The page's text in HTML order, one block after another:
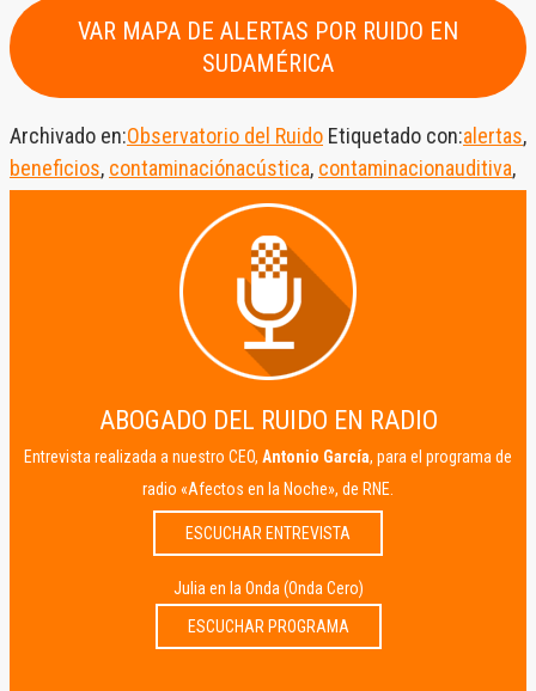
VAR MAPA DE ALERTAS POR RUIDO EN
SUDAMÉRICA
Archivado en:Observatorio del Ruido Etiquetado con:alertas,
beneficios, contaminaciónacústica, contaminacionauditiva,
ruidos,ruidosmolestos
ABOGADO DEL RUIDO EN RADIO
Entrevista realizada a nuestro CEO, Antonio García, para el programa de
radio «Afectos en la Noche», de RNE.
ESCUCHAR ENTREVISTA
Julia en la Onda (Onda Cero)
ESCUCHAR PROGRAMA